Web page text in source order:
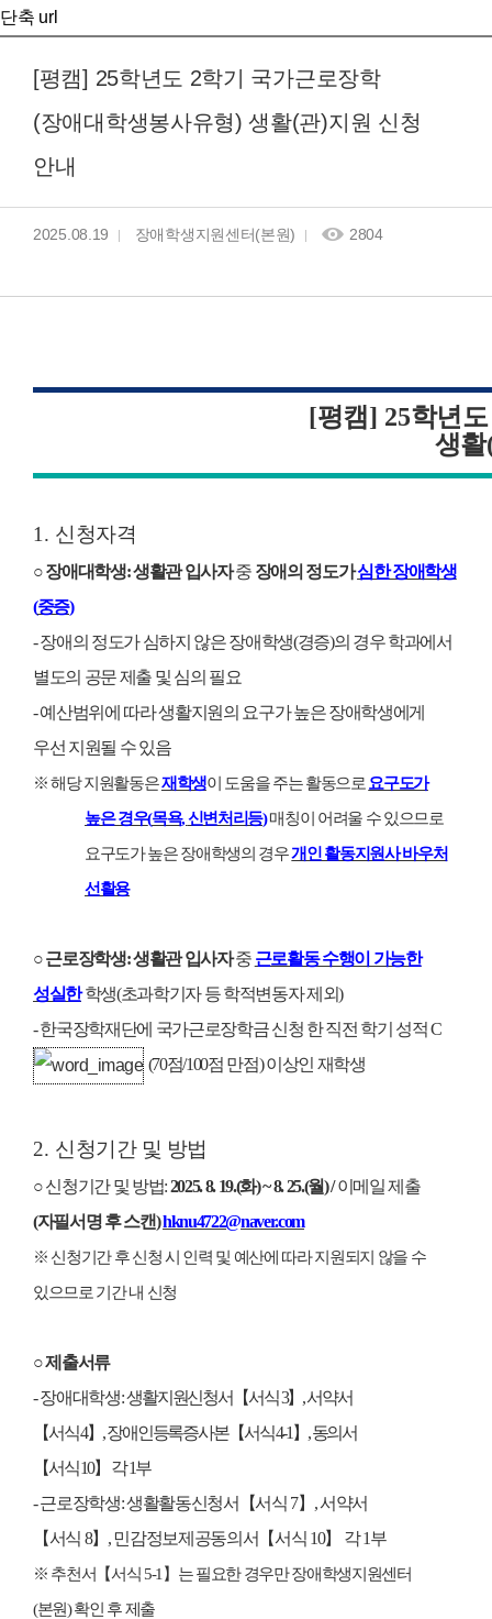
단축 url
[평캠] 25학년도 2학기 국가근로장학
(장애대학생봉사유형) 생활(관)지원 신청
안내
2025.08.19 장애학생지원센터(본원) 2804
[평캠 ] 25학년
생활
1. 신청자격
○장애대학생:생활관 입사자중 장애의 정도가심한 장애학생
(중증)
-장애의 정도가 심하지 않은 장애학생(경증)의 경우 학과에서
별도의 공문 제출 및 심의 필요
-예산범위에 따라 생활지원의 요구가 높은 장애학생에게
우선 지원될 수 있음
※해당 지원활동은재학생이 도움을 주는 활동으로 요구도가
높은 경우(목욕,신변처리등) 매칭이 어려울 수 있으므로
요구도가 높은 장애학생의 경우개인 활동지원사 바우처
선활용
○근로장학생:생활관 입사자중 근로활동 수행이 가능한
성실한 학생(초과학기자 등 학적변동자 제외)
-한국장학재단에 국가근로장학금 신청 한 직전 학기 성적C
(70점/100점 만점)이상인 재학생
2. 신청기간 및 방법
○신청기간 및 방법:2025. 8. 19.(화) ~ 8. 25.(월) / 이메일 제출
(자필서명 후 스캔)hknu4722@naver.com
※ 신청기간 후 신청 시 인력 및 예산에 따라 지원되지 않을 수
있으므로 기간 내 신청
○제출서류
-장애대학생:생활지원신청서 【서식3】 ,서약서
【서식4】 ,장애인등록증사본【서식4-1 】 ,동의서
【서식10】 각1부
-근로장학생:생활활동신청서 【서식 7】 ,서약서
【서식 8】 , 민감정보제공동의서 【서식 10】 각1부
※ 추천서 【서식 5-1 】 는 필요한 경우만 장애학생지원센터
(본원)확인 후 제출